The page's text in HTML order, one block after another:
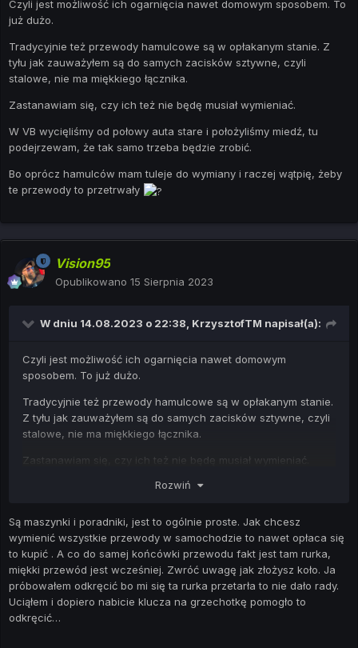
Czyli jest możliwość ich ogarnięcia nawet domowym sposobem. To
już dużo.
Tradycyjnie też przewody hamulcowe są w opłakanym stanie. Z
tyłu jak zauważyłem są do samych zacisków sztywne, czyli
stalowe, nie ma miękkiego łącznika.
Zastanawiam się, czy ich też nie będę musiał wymieniać.
W VB wycięliśmy od połowy auta stare i położyliśmy miedź, tu
podejrzewam, że tak samo trzeba będzie zrobić.
Bo oprócz hamulców mam tuleje do wymiany i raczej wątpię, żeby
te przewody to przetrwały
Vision95
Opublikowano 15 Sierpnia 2023
W dniu 14.08.2023 o 22:38, KrzysztofTM napisał(a):
Czyli jest możliwość ich ogarnięcia nawet domowym
sposobem. To już dużo.
Tradycyjnie też przewody hamulcowe są w opłakanym stanie.
Z tyłu jak zauważyłem są do samych zacisków sztywne, czyli
stalowe, nie ma miękkiego łącznika.
Zastanawiam się, czy ich też nie będę musiał wymieniać.
W VB wycięliśmy od połowy auta stare i położyliśmy miedź, tu
Bo oprócz hamulców mam tuleje do wymiany i raczej wątpię,
żeby te przewody to przetrwały
Rozwiń
Są maszynki i poradniki, jest to ogólnie proste. Jak chcesz
wymienić wszystkie przewody w samochodzie to nawet opłaca się
to kupić . A co do samej końcówki przewodu fakt jest tam rurka,
miękki przewód jest wcześniej. Zwróć uwagę jak złożysz koło. Ja
próbowałem odkręcić bo mi się ta rurka przetarła to nie dało rady.
Uciąłem i dopiero nabicie klucza na grzechotkę pomogło to
odkręcić…